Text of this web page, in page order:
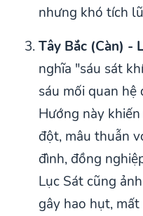
nhưng khó tích
Tây Bắc (Càn) -
nghĩa "sáu sát
sáu mối quan
Hướng này
đột, mâu thuẫn
đình, đồng
Lục Sát cũng
gây hao hụt,